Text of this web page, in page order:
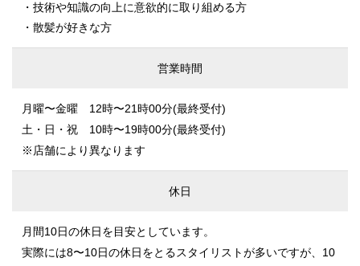
・技術や知識の向上に意欲的に取り組める方
・散髪が好きな方
営業時間
月曜〜金曜 12時〜21時00分(最終受付)
土・日・祝 10時〜19時00分(最終受付)
※店舗により異なります
休日
月間10日の休日を目安としています。
実際には8〜10日の休日をとるスタイリストが多いですが、10